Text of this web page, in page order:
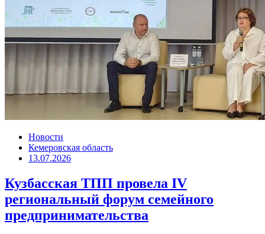
Новости
Кемеровская область
13.07.2026
Кузбасская ТПП провела IV
региональный форум семейного
предпринимательства